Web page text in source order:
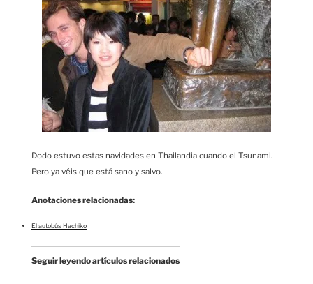
Dodo estuvo estas navidades en Thailandia cuando el Tsunami.
Pero ya véis que está sano y salvo.
Anotaciones relacionadas:
El autobús Hachiko
Seguir leyendo artículos relacionados